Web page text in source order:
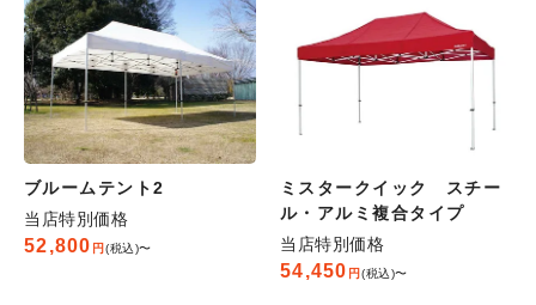
ブルームテント2
当店特別価格
52,800 税込 〜
ミスタークイック スチー
ル・アルミ複合タイプ
当店特別価格
54,450 税込 〜